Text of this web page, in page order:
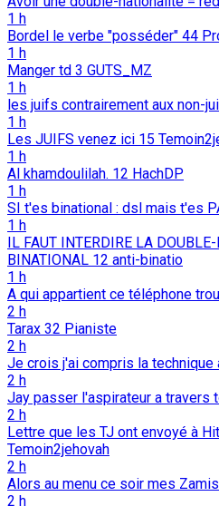
1 h
Bordel le verbe "posséder" 44
1 h
Manger td 3 GUTS_MZ
1 h
les juifs contrairement aux non-
1 h
Les JUIFS venez ici 15
1 h
Al khamdoulilah. 12 HachDP
1 h
SI t'es binational : dsl mais t'es
1 h
IL FAUT INTERDIRE LA
BINATIONAL 12 anti-binatio
1 h
A qui appartient ce téléphone
2 h
Tarax 32 Pianiste
2 h
Je crois j'ai compris la technique
2 h
Jay passer l'aspirateur a travers
2 h
Lettre que les TJ ont envoyé à
Temoin2jehovah
2 h
Alors au menu ce soir mes Zamis
2 h